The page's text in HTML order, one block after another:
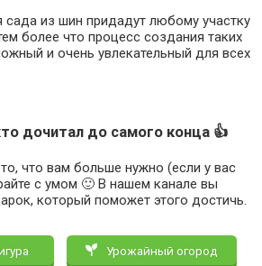
сада из шин придадут любому участку
более что процесс создания таких
и очень увлекательный для всех
дочитал до самого конца 👍
что вам больше нужно (если у вас
с умом 🙂 В нашем канале вы
который поможет этого достичь.
Урожайный огород